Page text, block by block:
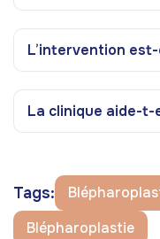
L’intervention
La clinique aide-t-
Tags:
Blépharoplastie